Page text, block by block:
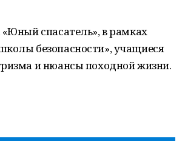
спасатель», в рамках
безопасности», учащиеся
и нюансы походной жизни.